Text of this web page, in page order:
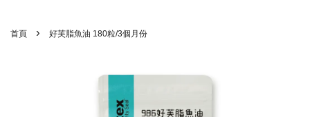
首頁 › 好芙脂魚油 180粒/3個月份